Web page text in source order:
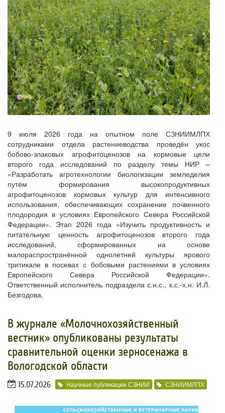
9 июля 2026 года на опытном поле СЗНИИМЛПХ
сотрудниками отдела растениеводства проведён укос
бобово-злаковых агрофитоценозов на кормовые цели
второго года исследований по разделу темы НИР –
«Разработать агротехнологии биологизации земледелия
путём формирования высокопродуктивных
агрофитоценозов кормовых культур для интенсивного
использования, обеспечивающих сохранение почвенного
плодородия в условиях Европейского Севера Российской
Федерации». Этап 2026 года «Изучить продуктивность и
питательную ценность агрофитоценозов второго года
исследований, сформированных на основе
малораспространённой однолетней культуры ярового
тритикале в посевах с бобовыми растениями в условиях
Европейского Севера Российской Федерации».
Ответственный исполнитель подраздела с.н.с., к.с.-х.н. И.Л.
Безгодова.
В журнале «Молочнохозяйственный
вестник» опубликованы результаты
сравнительной оценки зерносенажа в
Вологодской области
15.07.2026 Научные публикации СЗНИИ СЗНИИМЛПХ